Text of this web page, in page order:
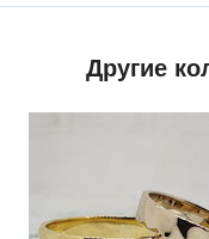
Другие